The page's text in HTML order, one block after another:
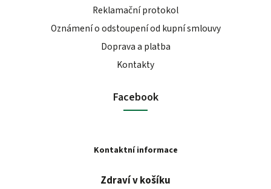
Reklamační protokol
Oznámení o odstoupení od kupní smlouvy
Doprava a platba
Kontakty
Facebook
Kontaktní informace
Zdraví v košíku